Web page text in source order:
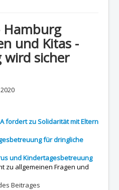
Hamburg
und Kitas -
sicher
fordert zu Solidarität mit Eltern
für dringliche
und Kindertagesbetreuung
zu allgemeinen Fragen und
Beitrages